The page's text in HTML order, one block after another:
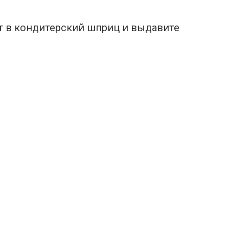
в кондитерский шприц и выдавите